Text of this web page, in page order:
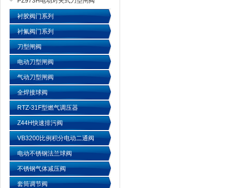
衬胶阀门系列
衬氟阀门系列
刀型闸阀
电动刀型闸阀
气动刀型闸阀
全焊接球阀
RTZ-31F型燃气调压器
Z44H快速排污阀
VB3200比例积分电动二通阀
电动不锈钢法兰球阀
不锈钢气体减压阀
套筒调节阀